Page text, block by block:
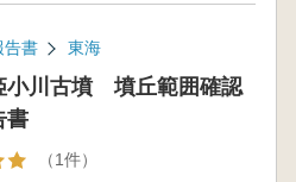
告書 東海
川古墳 墳丘範囲確認
書
（1件）